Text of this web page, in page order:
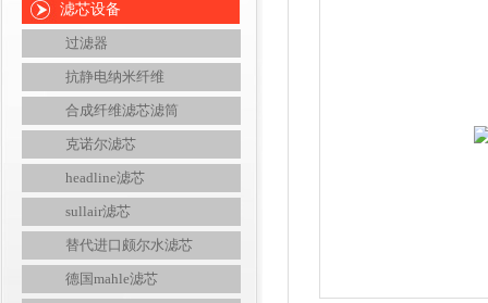
滤芯设备
过滤器
抗静电纳米纤维
合成纤维滤芯滤筒
克诺尔滤芯
headline滤芯
sullair滤芯
替代进口颇尔水滤芯
德国mahle滤芯